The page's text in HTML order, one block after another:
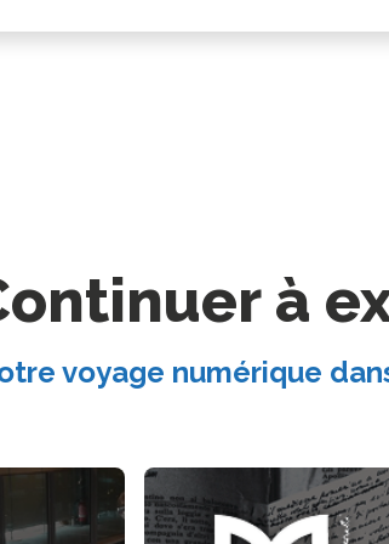
à
voyage numérique